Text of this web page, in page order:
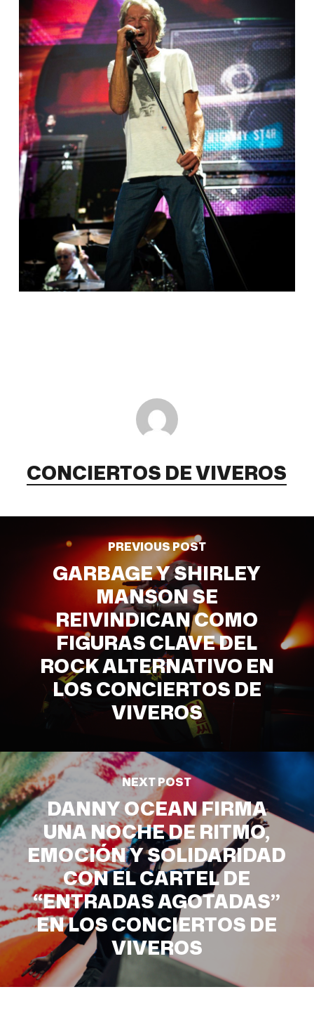
CONCIERTOS DE VIVEROS
PREVIOUS POST
GARBAGE Y SHIRLEY
MANSON SE
REIVINDICAN COMO
FIGURAS CLAVE DEL
ROCK ALTERNATIVO EN
LOS CONCIERTOS DE
VIVEROS
NEXT POST
DANNY OCEAN FIRMA
UNA NOCHE DE RITMO,
EMOCIÓN Y SOLIDARIDAD
CON EL CARTEL DE
“ENTRADAS AGOTADAS”
EN LOS CONCIERTOS DE
VIVEROS